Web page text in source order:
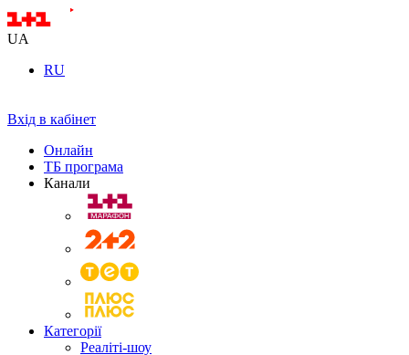
UA
RU
Вхід в кабінет
Онлайн
ТБ програма
Канали
Категорії
Реаліті-шоу